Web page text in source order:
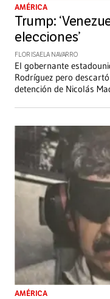
AMÉRICA
Trump:
elecciones’
FLOR ISAELA NAVARRO
El gobernante
Rodríguez pero
detención de Nicolás
AMÉRICA